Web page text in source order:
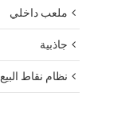
ملعب داخلي
جاذبية
نظام نقاط البيع